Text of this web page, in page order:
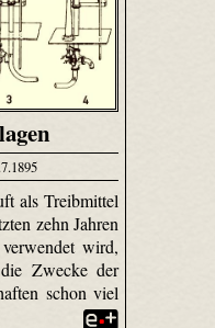
als Treibmittel
zehn Jahren
wird,
Zwecke der
schon viel